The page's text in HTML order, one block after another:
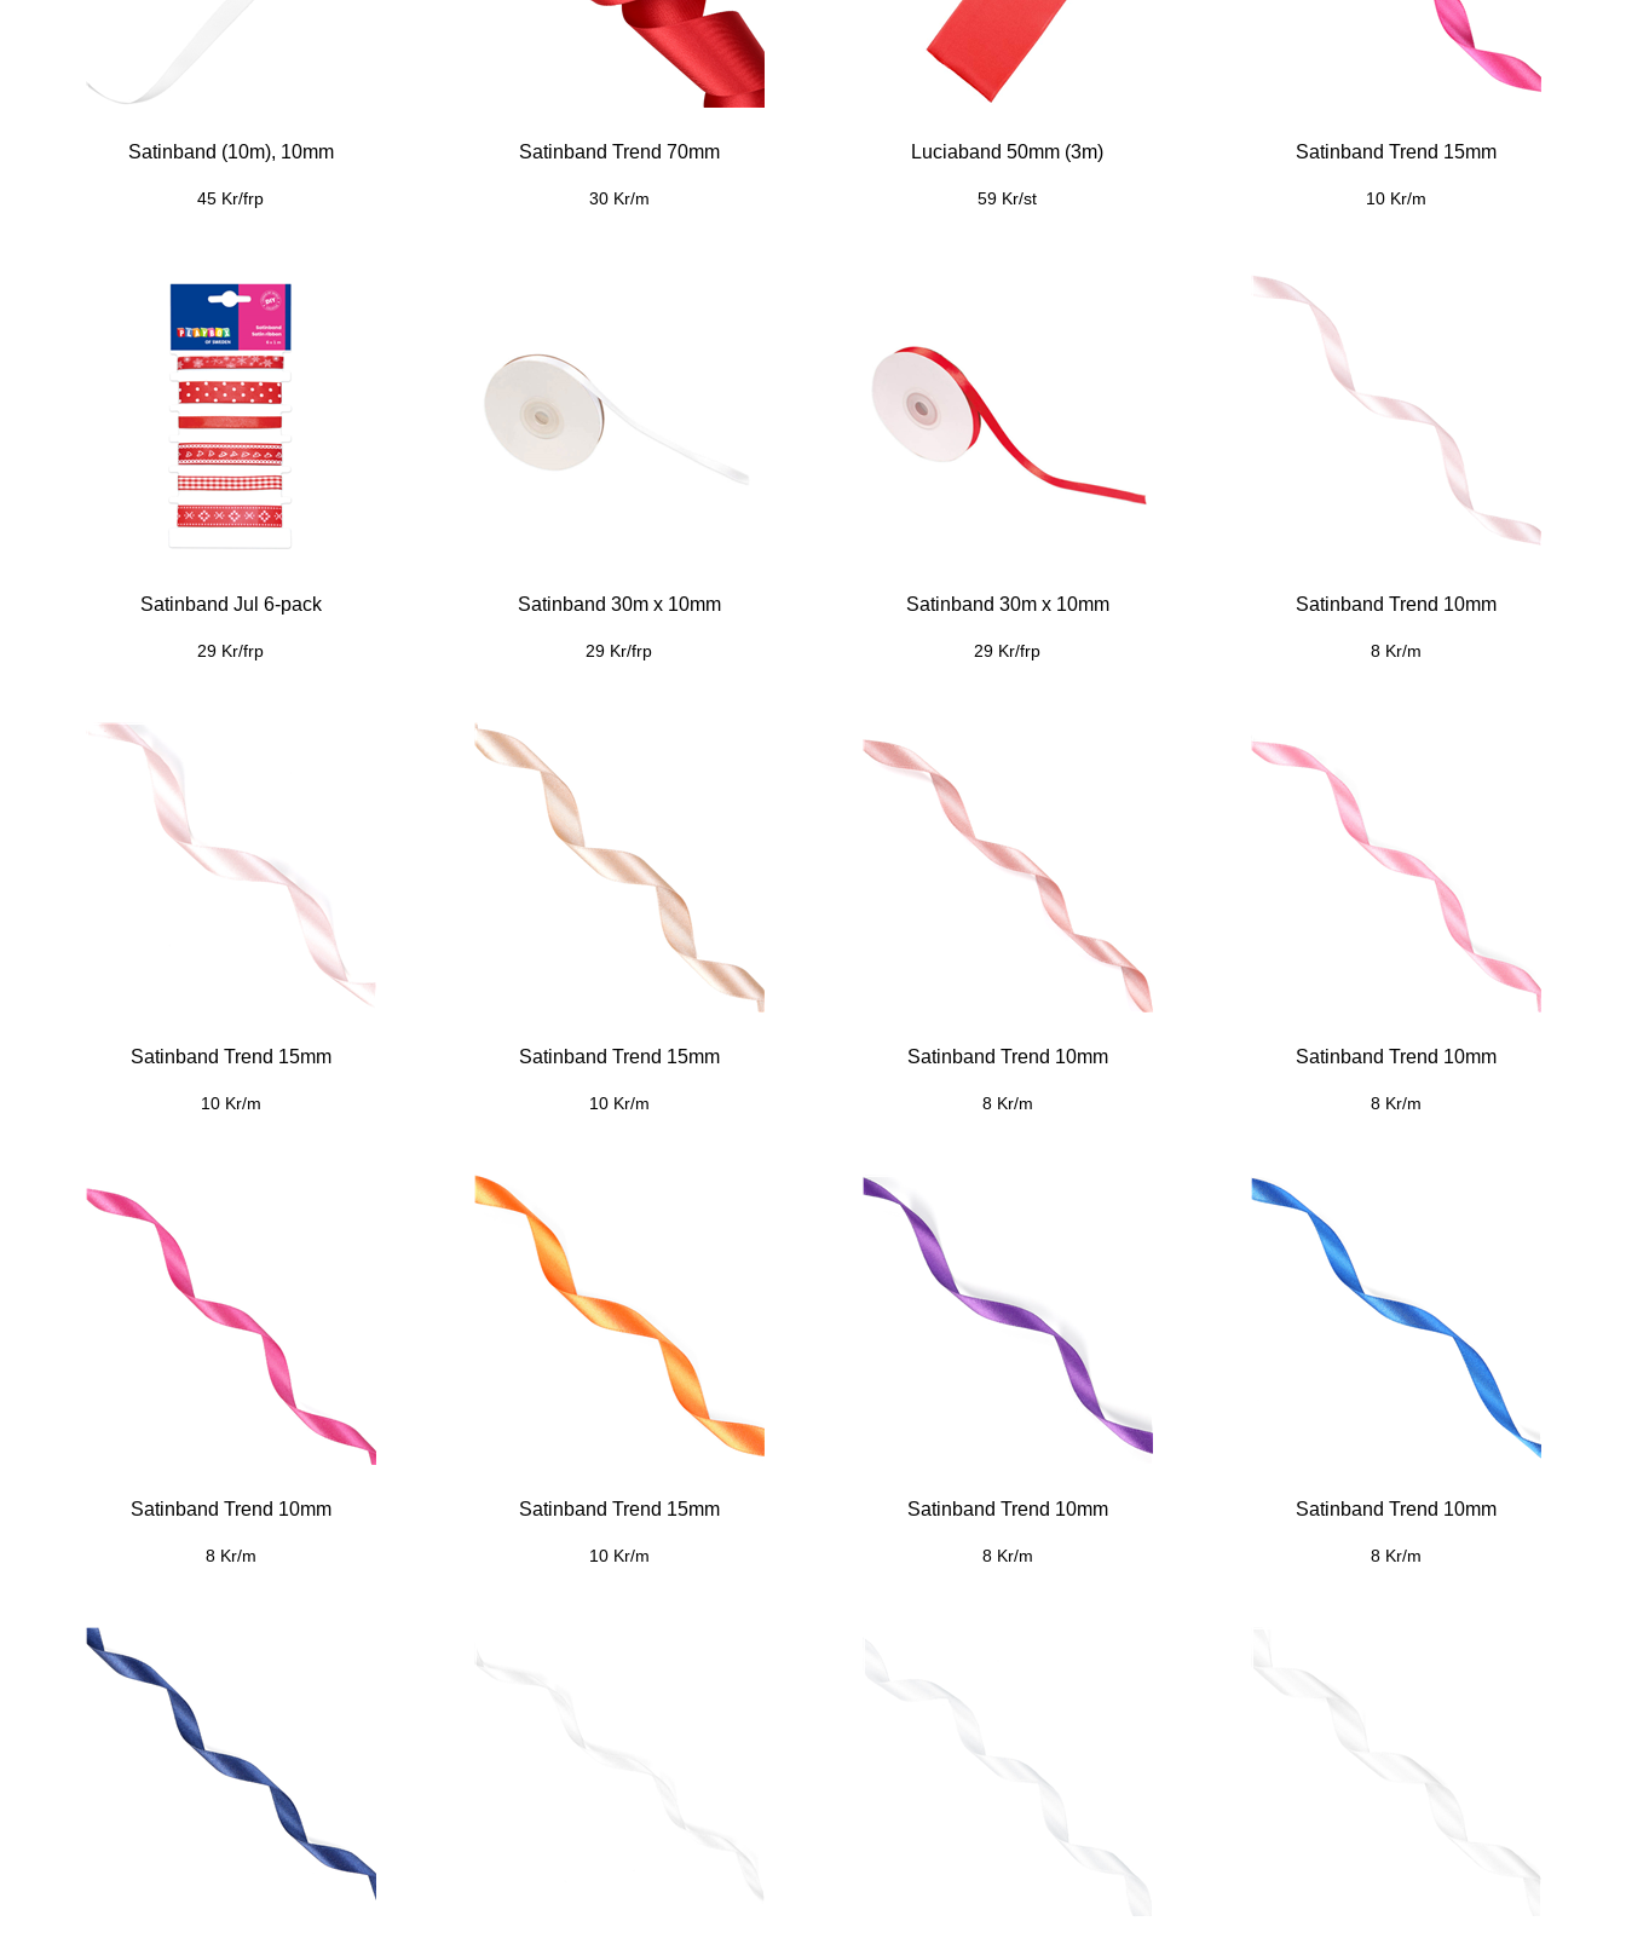
Satinband (10m), 10mm
45 Kr/frp
Satinband Trend 70mm
30 Kr/m
Luciaband 50mm (3m)
59 Kr/st
Satinband Trend 15mm
10 Kr/m
Satinband Jul 6-pack
29 Kr/frp
Satinband 30m x 10mm
29 Kr/frp
Satinband 30m x 10mm
29 Kr/frp
Satinband Trend 10mm
8 Kr/m
Satinband Trend 15mm
10 Kr/m
Satinband Trend 15mm
10 Kr/m
Satinband Trend 10mm
8 Kr/m
Satinband Trend 10mm
8 Kr/m
Satinband Trend 10mm
8 Kr/m
Satinband Trend 15mm
10 Kr/m
Satinband Trend 10mm
8 Kr/m
Satinband Trend 10mm
8 Kr/m